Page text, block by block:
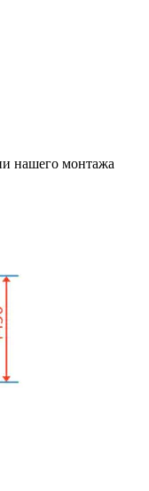
нашего монтажа